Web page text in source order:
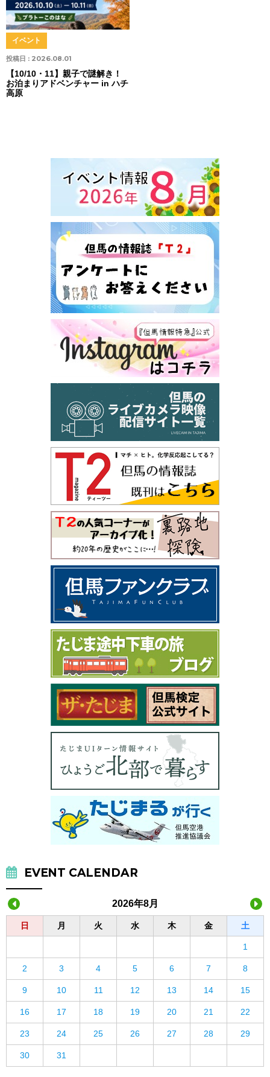
投稿日 : 2026.08.01
イベント
【10/10・11】親子で謎解き！
お泊まりアドベンチャー in ハチ
高原
EVENT CALENDAR
2026年8月
日 月 火 水 木 金 土
1
2 3 4 5 6 7 8
9 10 11 12 13 14 15
16 17 18 19 20 21 22
23 24 25 26 27 28 29
30 31